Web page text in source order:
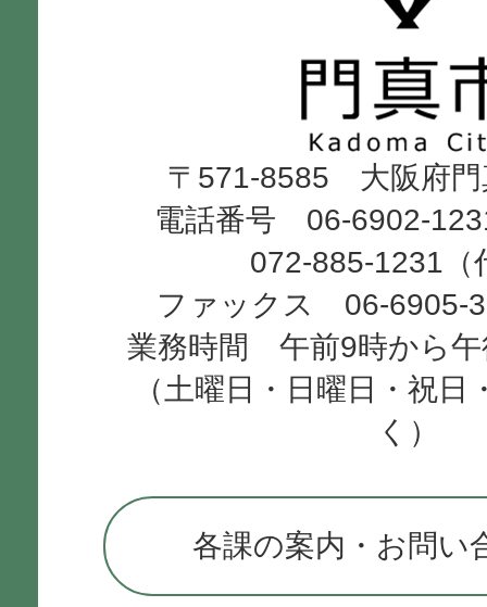
市
Kadoma
City
〒571-8585 大阪府門
電話番号 06-6902-
072-885-1231（
ファックス 06-6905-
業務時間 午前9時から午
（土曜日・日曜日・祝日
く）
各課の案内・お問い